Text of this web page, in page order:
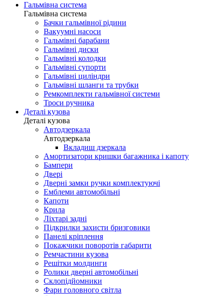
Гальмівна система
Гальмівна система
Бачки гальмівної рідини
Вакуумні насоси
Гальмівні барабани
Гальмівні диски
Гальмівні колодки
Гальмівні супорти
Гальмівні циліндри
Гальмівні шланги та трубки
Ремкомплекти гальмівної системи
Троси ручника
Деталі кузова
Деталі кузова
Автодзеркала
Автодзеркала
Вкладиш дзеркала
Амортизатори кришки багажника і капоту
Бампери
Двері
Дверні замки ручки комплектуючі
Емблеми автомобільні
Капоти
Крила
Ліхтарі задні
Підкрилки захисти бризговики
Панелі кріплення
Покажчики поворотів габарити
Ремчастини кузова
Решітки молдинги
Ролики дверні автомобільні
Склопідйомники
Фари головного світла